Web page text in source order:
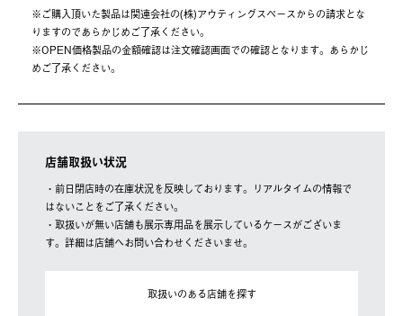
※ご購⼊頂いた製品は関連会社の(株)アウティングスペースからの請求とな
りますのであらかじめご了承ください。
※OPEN価格製品の⾦額確認は注⽂確認画⾯での確認となります。あらかじ
めご了承ください。
店舗取扱い状況
・前日閉店時の在庫状況を反映しております。リアルタイムの情報で
はないことをご了承ください。
・取扱いが無い店舗も展示専用品を展示しているケースがございま
す。詳細は店舗へお問い合わせくださいませ。
取扱いのある店舗を探す